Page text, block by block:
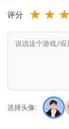
评分 ★ ★ ★
选择头像: